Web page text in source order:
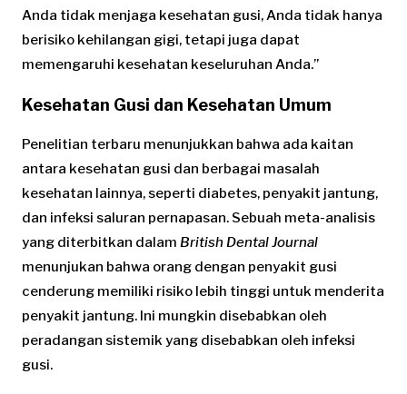
Anda tidak menjaga kesehatan gusi, Anda tidak hanya
berisiko kehilangan gigi, tetapi juga dapat
memengaruhi kesehatan keseluruhan Anda.”
Kesehatan Gusi dan Kesehatan Umum
Penelitian terbaru menunjukkan bahwa ada kaitan
antara kesehatan gusi dan berbagai masalah
kesehatan lainnya, seperti diabetes, penyakit jantung,
dan infeksi saluran pernapasan. Sebuah meta-analisis
yang diterbitkan dalam British Dental Journal
menunjukan bahwa orang dengan penyakit gusi
cenderung memiliki risiko lebih tinggi untuk menderita
penyakit jantung. Ini mungkin disebabkan oleh
peradangan sistemik yang disebabkan oleh infeksi
gusi.